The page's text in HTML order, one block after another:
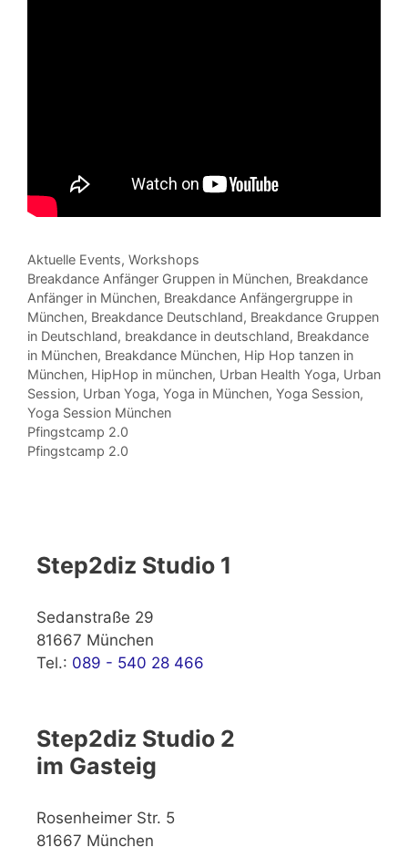
Kategorien
Aktuelle Events, Workshops
Schlagwörter
Breakdance Anfänger Gruppen in München, Breakdance
Anfänger in München, Breakdance Anfängergruppe in
München, Breakdance Deutschland, Breakdance Gruppen
in Deutschland, breakdance in deutschland, Breakdance
in München, Breakdance München, Hip Hop tanzen in
München, HipHop in münchen, Urban Health Yoga, Urban
Session, Urban Yoga, Yoga in München, Yoga Session,
Yoga Session München
Pfingstcamp 2.0
Pfingstcamp 2.0
Step2diz Studio 1
Sedanstraße 29
81667 München
Tel.: 089 - 540 28 466
Step2diz Studio 2
im Gasteig
Rosenheimer Str. 5
81667 München